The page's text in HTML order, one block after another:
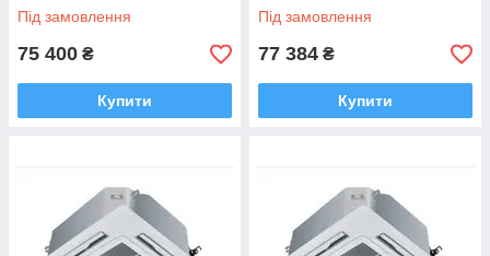
Під замовлення
75 400 ₴
Купити
Під замовлення
77 384 ₴
Купити